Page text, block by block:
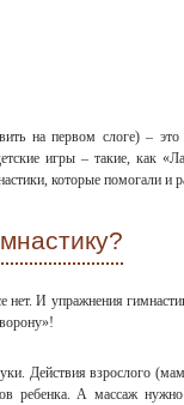
на первом слоге) –
игры – такие, как
которые помогали и
нет. И упражнения
Действия взрослого
ребенка. А массаж нужно